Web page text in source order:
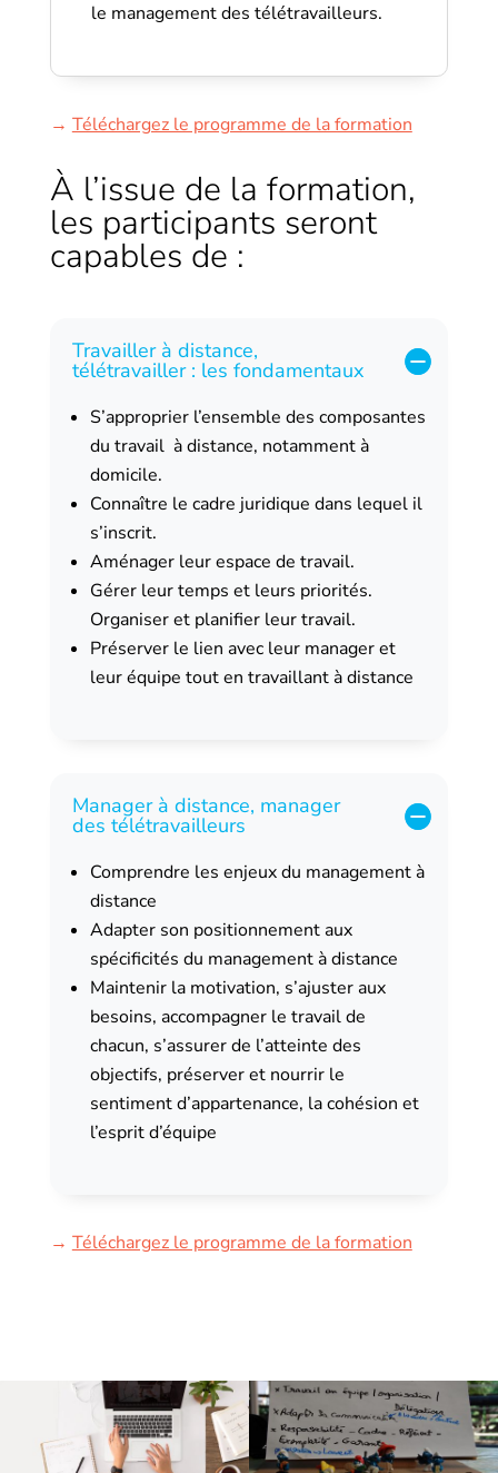
le management des télétravailleurs.
→Téléchargez le programme de la formation
À l’issue de la formation,
les participants seront
capables de :
Travailler à distance,
télétravailler : les fondamentaux
S’approprier l’ensemble des composantes
du travail à distance, notamment à
domicile.
Connaître le cadre juridique dans lequel il
s’inscrit.
Aménager leur espace de travail.
Gérer leur temps et leurs priorités.
Organiser et planifier leur travail.
Préserver le lien avec leur manager et
leur équipe tout en travaillant à distance
Manager à distance, manager
des télétravailleurs
Comprendre les enjeux du management à
distance
Adapter son positionnement aux
spécificités du management à distance
Maintenir la motivation, s’ajuster aux
besoins, accompagner le travail de
chacun, s’assurer de l’atteinte des
objectifs, préserver et nourrir le
sentiment d’appartenance, la cohésion et
l’esprit d’équipe
→Téléchargez le programme de la formation